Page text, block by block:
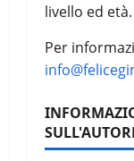
livello ed età.
Per